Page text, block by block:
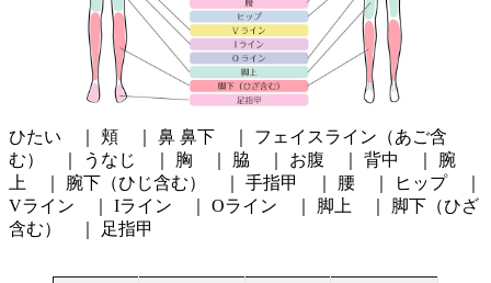
ひたい ｜ 頬 ｜ 鼻 鼻下 ｜ フェイスライン（あご含
む） ｜ うなじ ｜ 胸 ｜ 脇 ｜ お腹 ｜ 背中 ｜ 腕
上 ｜ 腕下（ひじ含む） ｜ 手指甲 ｜ 腰 ｜ ヒップ ｜
Vライン ｜ Iライン ｜ Oライン ｜ 脚上 ｜ 脚下（ひざ
含む） ｜ 足指甲